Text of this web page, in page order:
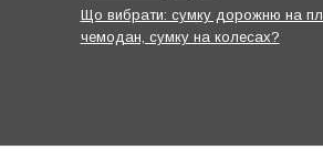
Що вибрати: сумку дорожню на
чемодан, сумку на колесах?